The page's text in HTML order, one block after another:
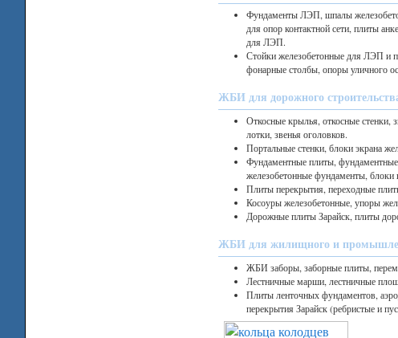
Фундаменты ЛЭП, шпалы
для опор контактной сети, плиты
для ЛЭП.
Стойки железобетонные для ЛЭП и
фонарные столбы, опоры уличного
ЖБИ для дорожного
Откосные крылья, откосные стенки,
лотки, звенья оголовков.
Портальные стенки, блоки экрана
Фундаментные плиты,
железобетонные фундаменты, блоки
Плиты перекрытия, переходные
Косоуры железобетонные, упоры
Дорожные плиты Зарайск, плиты
ЖБИ для жилищного и
ЖБИ заборы, заборные плиты,
Лестничные марши, лестничные
Плиты ленточных фундаментов,
перекрытия Зарайск (ребристые и